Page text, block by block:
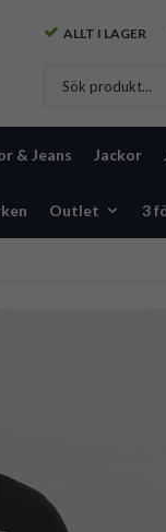
ALLT I LAGER
& Jeans Jackor
Outlet 3